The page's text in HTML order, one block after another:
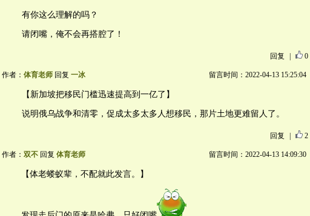
有你这么理解的吗？
请闭嘴，俺不会再搭腔了！
回复 0
作者： 体育老师回复 一冰 留言时间：2022-04-13 15:25:04
【新加坡把移民门槛迅速提高到一亿了】
说明俄乌战争和清零，促成太多太多人想移民，那片土地更难留人了。
回复 2
作者： 双不回复 体育老师 留言时间：2022-04-13 14:09:30
【体老蝼蚁辈，不配就此发言。】